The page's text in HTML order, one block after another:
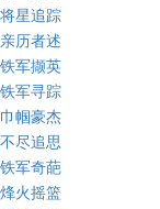
将星追踪
亲历者述
铁军撷英
铁军寻踪
巾帼豪杰
不尽追思
铁军奇葩
烽火摇篮